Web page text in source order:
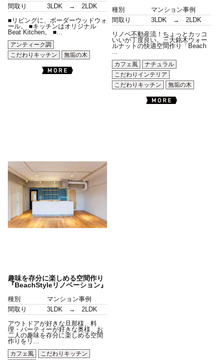
間取り
3LDK → 2LDK
■リビングに、ボーダーウッドウォ
ール。 ■キッチンはオリジナル
Beat Kitchen。 ■...
アンティーク調
こだわりキッチン
無垢の木
種別
マンション事例
間取り
3LDK → 2LDK
リノベ不動産流！ちょっとカッコ
いいが丁度良い。三大銘木ウォー
ルナットの快適空間作り「Beach
...
カフェ風
ナチュラル
こだわりインテリア
こだわりキッチン
無垢の木
趣味を存分に楽しめる空間作り
『BeachStyleリノベーション』
種別
マンション事例
間取り
3LDK → 2LDK
アウトドアが好きな旦那様、料
理・パーティーが好きな奥様、お
二人の趣味を存分に楽しめる空間
作りをリ...
カフェ風
こだわりキッチン